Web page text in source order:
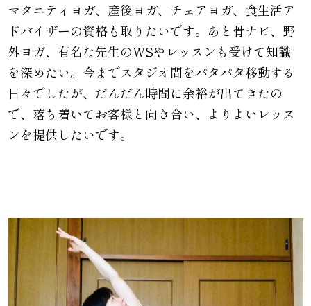
マタニティヨガ、産後ヨガ、チェアヨガ、食生活ア
ドバイザーの資格も取りたいです。あと骨ナビ、野
外ヨガ、有名な先生のWSやレッスンも受けて知識
を深めたい。今までスタジオ間をパタパタ移動する
日々でしたが、だんだん時間に余裕が出てきたの
で、落ち着いてお客様と向き合い、よりよいレッス
ンを提供したいです。